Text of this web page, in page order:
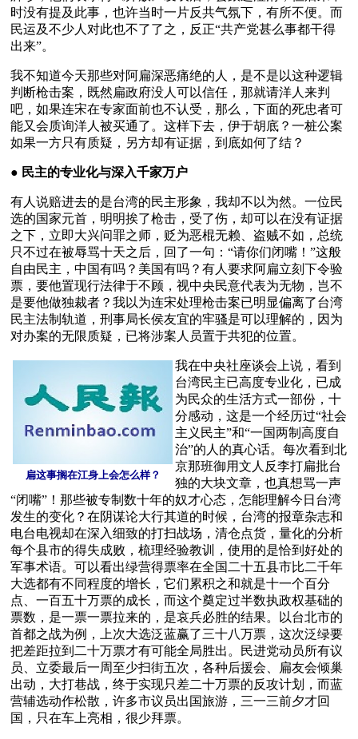
时没有提及此事，也许当时一片反共气氛下，有所不便。而
民运及不少人对此也不了了之，反正“共产党甚么事都干得
出来”。
我不知道今天那些对阿扁深恶痛绝的人，是不是以这种逻辑
判断枪击案，既然扁政府没人可以信任，那就请洋人来判
吧，如果连宋在专家面前也不认受，那么，下面的死忠者可
能又会质询洋人被买通了。这样下去，伊于胡底？一桩公案
如果一方只有质疑，另方却有证据，到底如何了结？
● 民主的专业化与深入千家万户
有人说赔进去的是台湾的民主形象，我却不以为然。一位民
选的国家元首，明明挨了枪击，受了伤，却可以在没有证据
之下，立即大兴问罪之师，贬为恶棍无赖、盗贼不如，总统
只不过在被辱骂十天之后，回了一句：“请你们闭嘴！”这般
自由民主，中国有吗？美国有吗？有人要求阿扁立刻下令验
票，要他置现行法律于不顾，视中央民意代表为无物，岂不
是要他做独裁者？我以为连宋处理枪击案已明显偏离了台湾
民主法制轨道，刑事局长侯友宜的牢骚是可以理解的，因为
对办案的无限质疑，已将涉案人员置于共犯的位置。
扁这事搁在江身上会怎么样？
我在中央社座谈会上说，看到
台湾民主已高度专业化，已成
为民众的生活方式一部份，十
分感动，这是一个经历过“社会
主义民主”和“一国两制高度自
治”的人的真心话。每次看到北
京那班御用文人反李打扁批台
独的大块文章，也真想骂一声
“闭嘴”！那些被专制数十年的奴才心态，怎能理解今日台湾
发生的变化？在阴谋论大行其道的时候，台湾的报章杂志和
电台电视却在深入细致的打扫战场，清仓点货，量化的分析
每个县市的得失成败，梳理经验教训，使用的是恰到好处的
军事术语。可以看出绿营得票率在全国二十五县市比二千年
大选都有不同程度的增长，它们累积之和就是十一个百分
点、一百五十万票的成长，而这个奠定过半数执政权基础的
票数，是一票一票拉来的，是哀兵必胜的结果。以台北市的
首都之战为例，上次大选泛蓝赢了三十八万票，这次泛绿要
把差距拉到二十万票才有可能全局胜出。民进党动员所有议
员、立委最后一周至少扫街五次，各种后援会、扁友会倾巢
出动，大打巷战，终于实现只差二十万票的反攻计划，而蓝
营辅选动作松散，许多市议员出国旅游，三一三前夕才回
国，只在车上亮相，很少拜票。